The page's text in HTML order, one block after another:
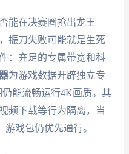
能在决赛圈抢出龙王
振刀失败可能就是生死
：充足的专属带宽和科
为游戏数据开辟独立专
能流畅运行4K画质。其
频下载等行为隔离，当
戏包仍优先通行。